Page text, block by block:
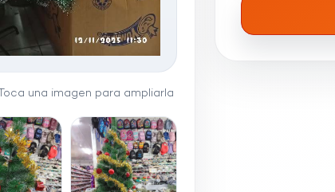
Toca una imagen para ampliarla